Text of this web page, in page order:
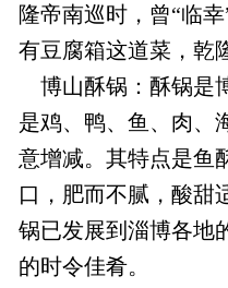
隆帝南巡时，曾“临
有豆腐箱这道菜，乾
博山酥锅：酥锅是
是鸡、鸭、鱼、肉、
意增减。其特点是鱼
口，肥而不腻，酸甜
锅已发展到淄博各地
的时令佳肴。